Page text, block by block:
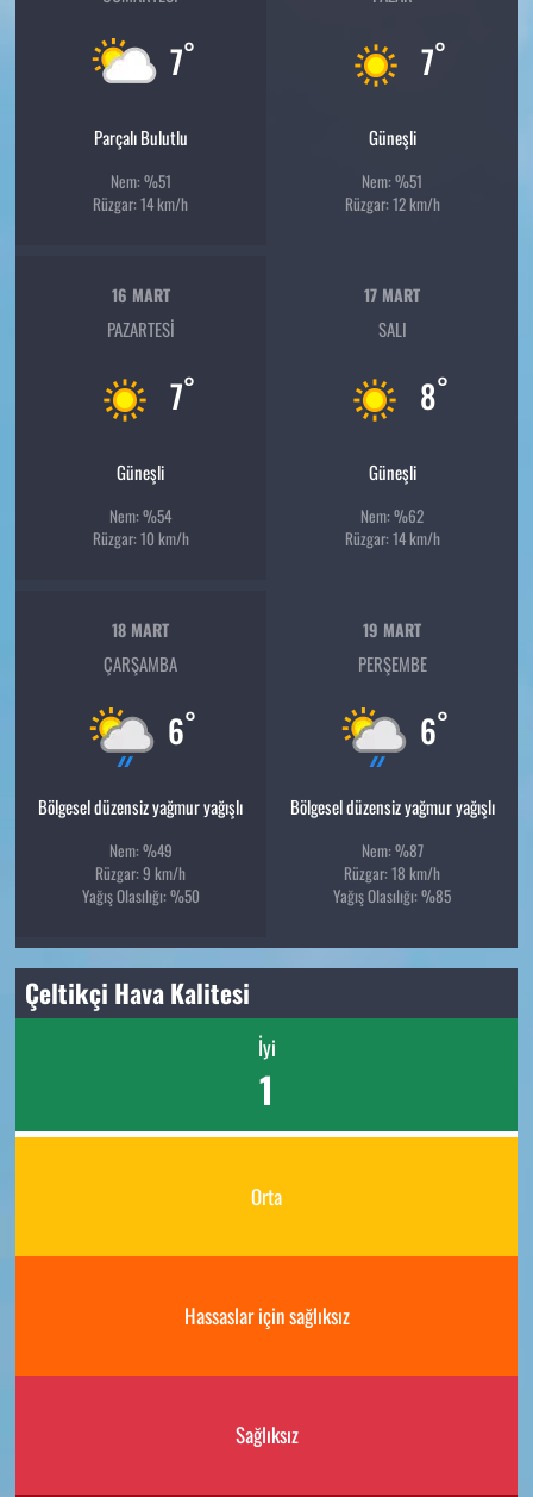
7°
Parçalı Bulutlu
Nem: %51
Rüzgar: 14 km/h
7°
Güneşli
Nem: %51
Rüzgar: 12 km/h
16 MART
PAZARTESI
7°
Güneşli
Nem: %54
Rüzgar: 10 km/h
17 MART
SALI
8°
Güneşli
Nem: %62
Rüzgar: 14 km/h
18 MART
ÇARŞAMBA
6°
Bölgesel düzensiz yağmur yağışlı
Nem: %49
Rüzgar: 9 km/h
Yağış Olasılığı: %50
19 MART
PERŞEMBE
6°
Bölgesel düzensiz yağmur yağışlı
Nem: %87
Rüzgar: 18 km/h
Yağış Olasılığı: %85
Çeltikçi Hava Kalitesi
İyi
1
Orta
Hassaslar için sağlıksız
Sağlıksız